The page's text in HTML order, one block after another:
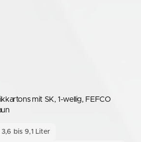
mit SK, 1-wellig, FEFCO
bis 9,1 Liter